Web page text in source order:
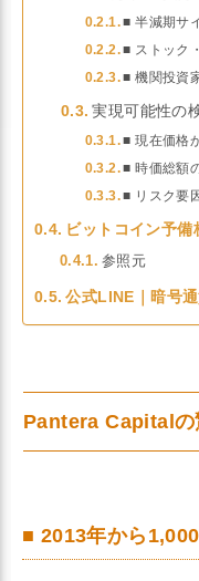
■ 半減期サ
■ ストック
■ 機関投資
実現可能性の
■ 現在価格
■ 時価総額
■ リスク要
ビットコイン予備
参照元
公式LINE｜暗号
Pantera Capitalの
■ 2013年から